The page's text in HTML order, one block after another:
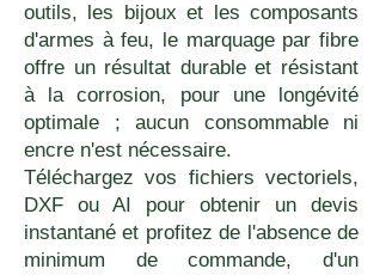
outils, les bijoux et les composants
d'armes à feu, le marquage par fibre
offre un résultat durable et résistant
à la corrosion, pour une longévité
optimale ; aucun consommable ni
encre n'est nécessaire.
Téléchargez vos fichiers vectoriels,
DXF ou AI pour obtenir un devis
instantané et profitez de l'absence de
minimum de commande, d'un